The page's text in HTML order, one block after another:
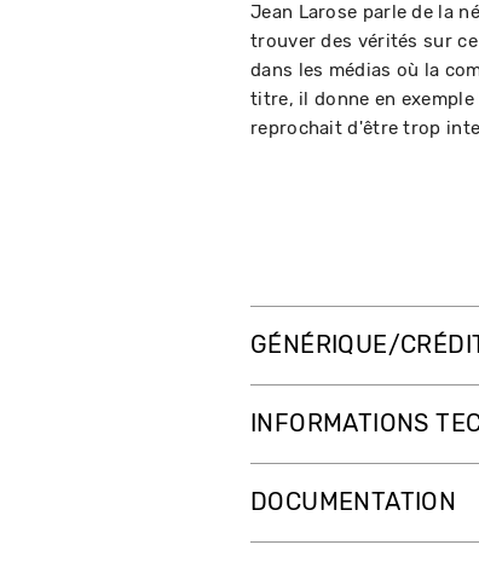
Jean Larose parle de la
trouver des vérités sur
dans les médias où la
titre, il donne en exemple
reprochait d'être trop
GÉNÉRIQUE/
INFORMATIONS
DOCUMENTATION